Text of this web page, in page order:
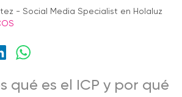
- Social Media Specialist en Holaluz
qué es el ICP y por qué